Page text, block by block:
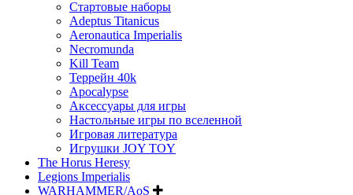
Стартовые наборы
Adeptus Titanicus
Aeronautica Imperialis
Necromunda
Kill Team
Террейн 40k
Apocalypse
Аксессуары для игры
Настольные игры по вселенной
Игровая литература
Игрушки JOY TOY
The Horus Heresy
Legions Imperialis
WARHAMMER/AoS